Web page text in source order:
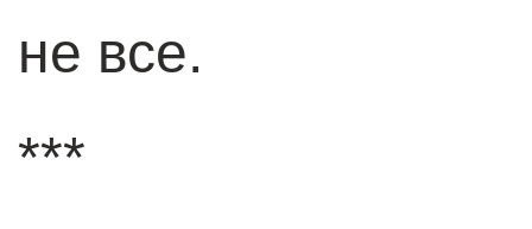
не все.
***